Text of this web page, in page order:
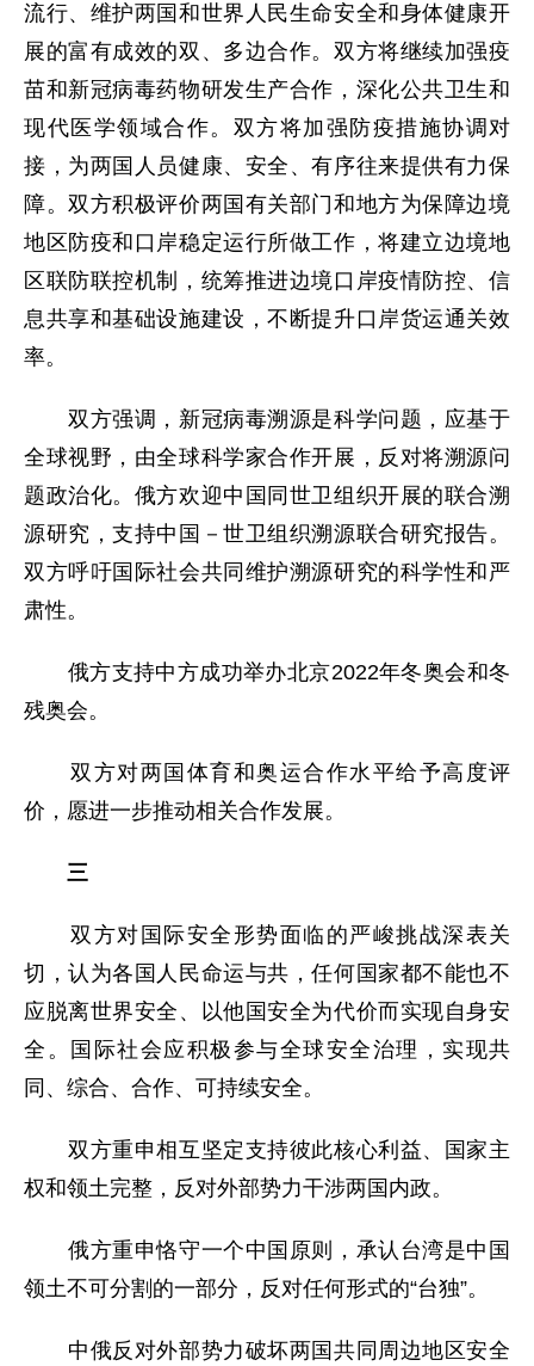
流行、维护两国和世界人民生命安全和身体健康开
展的富有成效的双、多边合作。双方将继续加强疫
苗和新冠病毒药物研发生产合作，深化公共卫生和
现代医学领域合作。双方将加强防疫措施协调对
接，为两国人员健康、安全、有序往来提供有力保
障。双方积极评价两国有关部门和地方为保障边境
地区防疫和口岸稳定运行所做工作，将建立边境地
区联防联控机制，统筹推进边境口岸疫情防控、信
息共享和基础设施建设，不断提升口岸货运通关效
率。
双方强调，新冠病毒溯源是科学问题，应基于
全球视野，由全球科学家合作开展，反对将溯源问
题政治化。俄方欢迎中国同世卫组织开展的联合溯
源研究，支持中国－世卫组织溯源联合研究报告。
双方呼吁国际社会共同维护溯源研究的科学性和严
肃性。
俄方支持中方成功举办北京2022年冬奥会和冬
残奥会。
双方对两国体育和奥运合作水平给予高度评
价，愿进一步推动相关合作发展。
三
双方对国际安全形势面临的严峻挑战深表关
切，认为各国人民命运与共，任何国家都不能也不
应脱离世界安全、以他国安全为代价而实现自身安
全。国际社会应积极参与全球安全治理，实现共
同、综合、合作、可持续安全。
双方重申相互坚定支持彼此核心利益、国家主
权和领土完整，反对外部势力干涉两国内政。
俄方重申恪守一个中国原则，承认台湾是中国
领土不可分割的一部分，反对任何形式的“台独”。
中俄反对外部势力破坏两国共同周边地区安全